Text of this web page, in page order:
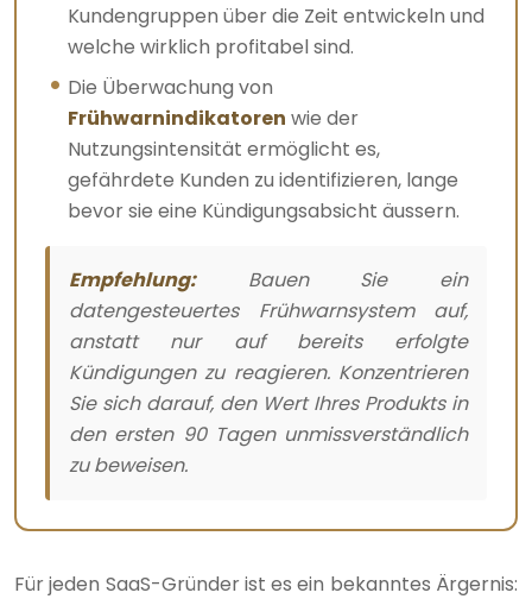
Kundengruppen über die Zeit entwickeln und
welche wirklich profitabel sind.
Die Überwachung von
Frühwarnindikatoren wie der
Nutzungsintensität ermöglicht es,
gefährdete Kunden zu identifizieren, lange
bevor sie eine Kündigungsabsicht äussern.
Empfehlung:Bauen Sie ein
datengesteuertes Frühwarnsystem auf,
anstatt nur auf bereits erfolgte
Kündigungen zu reagieren. Konzentrieren
Sie sich darauf, den Wert Ihres Produkts in
den ersten 90 Tagen unmissverständlich
zu beweisen.
Für jeden SaaS-Gründer ist es ein bekanntes Ärgernis: